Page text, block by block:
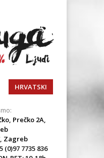
HRVATSKI
Prečko 2A,
Zagreb
(0)97 7735 836